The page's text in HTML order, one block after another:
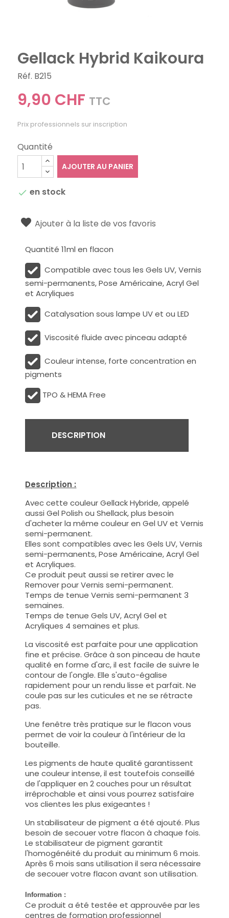
Gellack Hybrid Kaikoura
Réf. B215
9,90 CHF TTC
Prix professionnels sur inscription
Quantité
AJOUTER AU PANIER
 en stock
Ajouter à la liste de vos favoris
Quantité 11ml en flacon
Compatible avec tous les Gels UV, Vernis
semi-permanents, Pose Américaine, Acryl Gel
et Acryliques
Catalysation sous lampe UV et ou LED
Viscosité fluide avec pinceau adapté
Couleur intense, forte concentration en
pigments
TPO & HEMA Free
DESCRIPTION
Description :
Avec cette couleur Gellack Hybride, appelé
aussi Gel Polish ou Shellack, plus besoin
d'acheter la même couleur en Gel UV et Vernis
semi-permanent.
Elles sont compatibles avec les Gels UV, Vernis
semi-permanents, Pose Américaine, Acryl Gel
et Acryliques.
Ce produit peut aussi se retirer avec le
Remover pour Vernis semi-permanent.
Temps de tenue Vernis semi-permanent 3
semaines.
Temps de tenue Gels UV, Acryl Gel et
Acryliques 4 semaines et plus.
La viscosité est parfaite pour une application
fine et précise. Grâce à son pinceau de haute
qualité en forme d'arc, il est facile de suivre le
contour de l'ongle. Elle s'auto-égalise
rapidement pour un rendu lisse et parfait. Ne
coule pas sur les cuticules et ne se rétracte
pas.
Une fenêtre très pratique sur le flacon vous
permet de voir la couleur à l'intérieur de la
bouteille.
Les pigments de haute qualité garantissent
une couleur intense, il est toutefois conseillé
de l'appliquer en 2 couches pour un résultat
irréprochable et ainsi vous pourrez satisfaire
vos clientes les plus exigeantes !
Un stabilisateur de pigment a été ajouté. Plus
besoin de secouer votre flacon à chaque fois.
Le stabilisateur de pigment garantit
l'homogénéité du produit au minimum 6 mois.
Après 6 mois sans utilisation il sera nécessaire
de secouer votre flacon avant son utilisation.
Information :
Ce produit a été testée et approuvée par les
centres de formation professionnel